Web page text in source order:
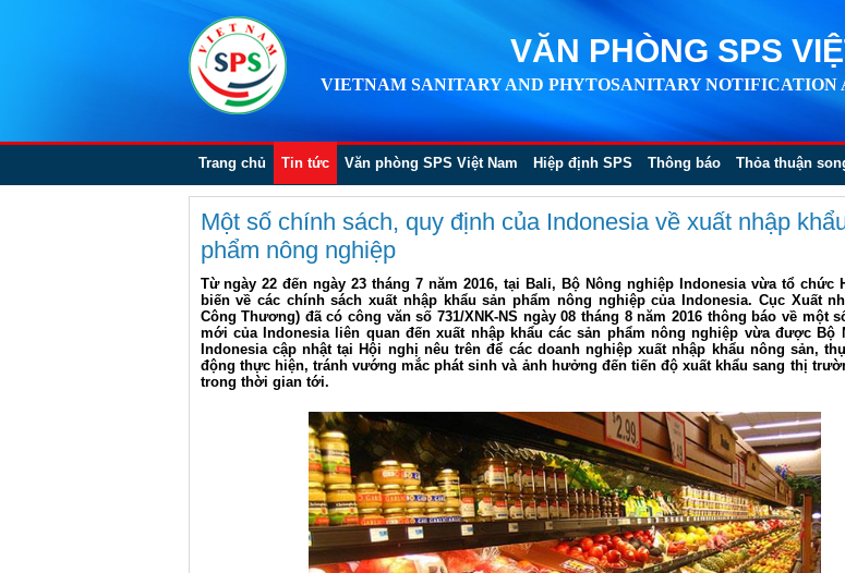
VĂN PHÒNG SPS
VIETNAM SANITARY AND PHYTOSANITARY NOTIFICATION
Trang chủ Tin tức Văn phòng SPS Việt Nam Hiệp định SPS Thông báo Thỏa thuận
Một số chính sách, quy định của Indonesia về xuất nhập
phẩm nông nghiệp
Từ ngày 22 đến ngày 23 tháng 7 năm 2016, tại Bali, Bộ Nông nghiệp Indonesia vừa tổ chức
biến về các chính sách xuất nhập khẩu sản phẩm nông nghiệp của Indonesia. Cục Xuất
Công Thương) đã có công văn số 731/XNK-NS ngày 08 tháng 8 năm 2016 thông báo về một
mới của Indonesia liên quan đến xuất nhập khẩu các sản phẩm nông nghiệp vừa được Bộ
Indonesia cập nhật tại Hội nghị nêu trên để các doanh nghiệp xuất nhập khẩu nông sản,
động thực hiện, tránh vướng mắc phát sinh và ảnh hưởng đến tiến độ xuất khẩu sang thị
trong thời gian tới.